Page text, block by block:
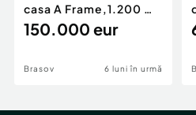
casa A Frame,1.200 mp
teren,deschidere Pia
150.000 eur
Brasov 6 luni în urmă